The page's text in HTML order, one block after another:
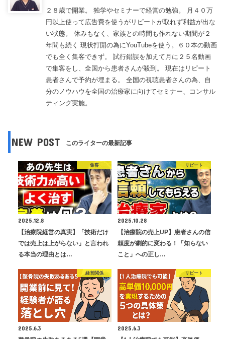
２８歳で開業。 独学やセミナーで経営の勉強。 月４０万
円以上使って広告費を使うがリピートが取れず利益が出な
い状態。 休みもなく、家族との時間も作れない期間が２
年間も続く 現状打開の為にYouTubeを使う。６０本の動画
でも全く集客できず。 試行錯誤を加えて月に２５名動画
で集客をし、全国から患者さんが殺到。 現在はリピート
患者さんで予約が埋まる。 全国の視聴患者さんの為、自
分のノウハウを全国の治療家に向けてセミナー、コンサル
ティング実施。
NEW POST このライターの最新記事
集客
2025.12.8
【治療院経営の真実】「技術だけ
では売上は上がらない」と言われ
る本当の理由とは…
リピート
2025.10.28
【治療院の売上UP】患者さんの信
頼度が劇的に変わる！「知らない
こと」への正し…
経営関係
2025.6.3
リピート
2025.6.3